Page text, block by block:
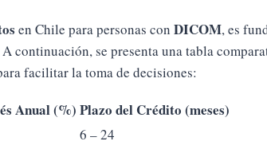
en Chile para personas con DICOM, es
A continuación, se presenta una tabla
facilitar la toma de decisiones:
Anual (%)Plazo del Crédito (meses)
6 – 24